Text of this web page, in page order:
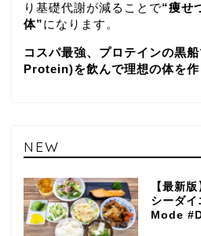
り基礎代謝が減ることで“痩せ
体”になります。
コスパ最強、プロテインの黒
Protein)を飲んで理想の体を作
NEW
【最新
シーダ
Mode